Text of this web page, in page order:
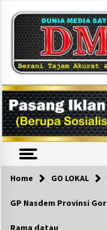
content
Home GO LOKAL
GP Nasdem Provinsi
Rama datau